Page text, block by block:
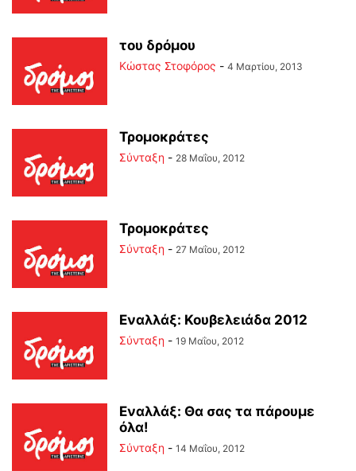
του δρόμου
Κώστας Στοφόρος - 4 Μαρτίου, 2013
Τρομοκράτες
Σύνταξη - 28 Μαΐου, 2012
Τρομοκράτες
Σύνταξη - 27 Μαΐου, 2012
Εναλλάξ: Κουβελειάδα 2012
Σύνταξη - 19 Μαΐου, 2012
Εναλλάξ: Θα σας τα πάρουμε
όλα!
Σύνταξη - 14 Μαΐου, 2012